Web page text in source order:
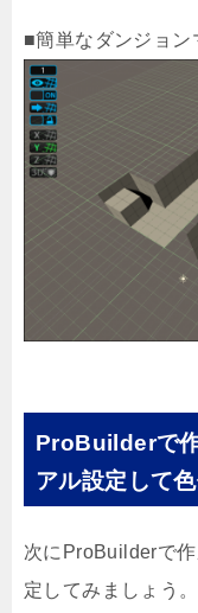
■簡単なダンジョン
ProBuilderで
アル設定して
次にProBuilderで
定してみましょう。